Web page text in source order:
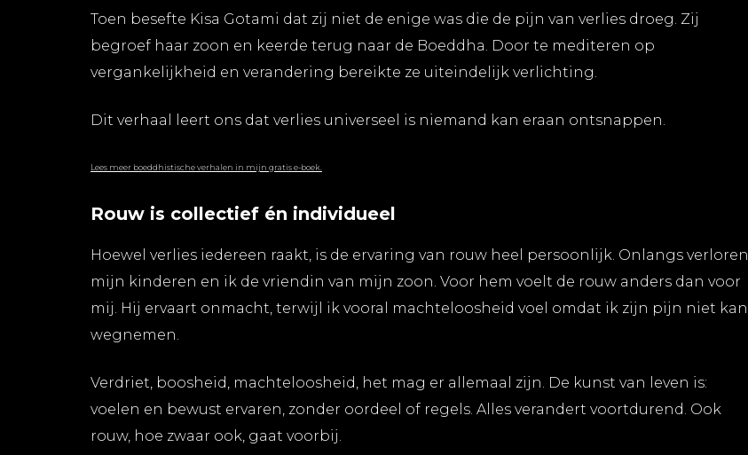
Toen besefte Kisa Gotami dat zij niet de enige was die de pijn van verlies droeg. Zij
begroef haar zoon en keerde terug naar de Boeddha. Door te mediteren op
vergankelijkheid en verandering bereikte ze uiteindelijk verlichting.
Dit verhaal leert ons dat verlies universeel is niemand kan eraan ontsnappen.
Lees meer boeddhistische verhalen in mijn gratis e-boek.
Rouw is collectief én individueel
Hoewel verlies iedereen raakt, is de ervaring van rouw heel persoonlijk. Onlangs verloren
mijn kinderen en ik de vriendin van mijn zoon. Voor hem voelt de rouw anders dan voor
mij. Hij ervaart onmacht, terwijl ik vooral machteloosheid voel omdat ik zijn pijn niet kan
wegnemen.
Verdriet, boosheid, machteloosheid, het mag er allemaal zijn. De kunst van leven is:
voelen en bewust ervaren, zonder oordeel of regels. Alles verandert voortdurend. Ook
rouw, hoe zwaar ook, gaat voorbij.